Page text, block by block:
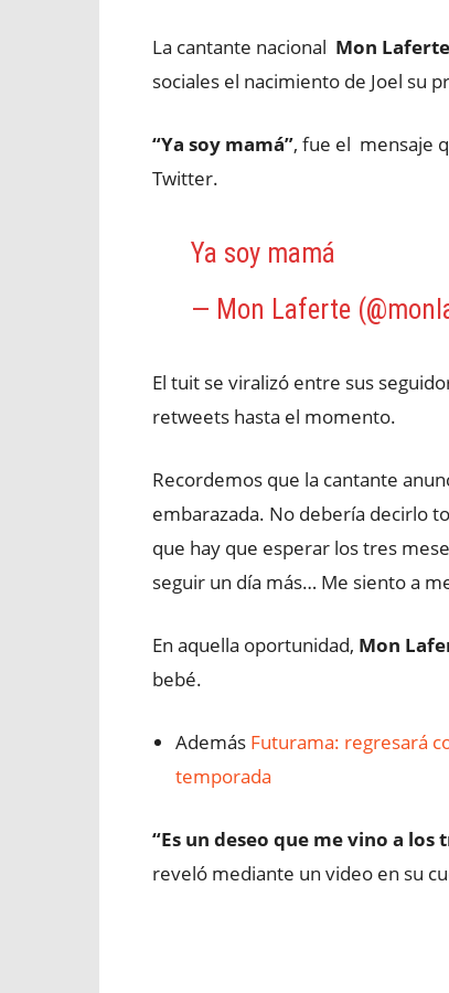
La cantante nacional Mon Laferte
sociales el nacimiento de Joel su
“Ya soy mamá”, fue el mensaje
Twitter.
Ya soy mamá
— Mon Laferte
El tuit se viralizó entre sus
retweets hasta el momento.
Recordemos que la cantante
embarazada. No debería decirlo
que hay que esperar los tres
seguir un día más… Me siento a
En aquella oportunidad, Mon
bebé.
Además Futurama: regresará
temporada
“Es un deseo que me vino a
reveló mediante un video en su